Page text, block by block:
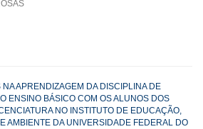
APRENDIZAGEM DA DISCIPLINA DE
ENSINO BÁSICO COM OS ALUNOS DOS
NO INSTITUTO DE EDUCAÇÃO,
AMBIENTE DA UNIVERSIDADE FEDERAL DO